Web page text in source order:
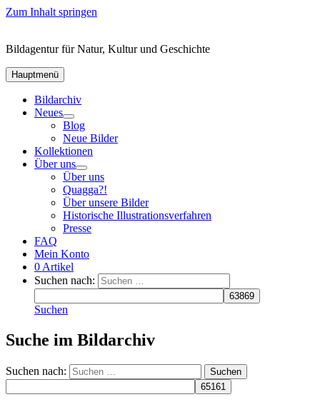
Zum Inhalt springen
Bildagentur für Natur, Kultur und Geschichte
Hauptmenü
Bildarchiv
Neues
Blog
Neue Bilder
Kollektionen
Über uns
Über uns
Quagga?!
Über unsere Bilder
Historische Illustrationsverfahren
Presse
FAQ
Mein Konto
0 Artikel
Suchen nach:
Suchen
Suche im Bildarchiv
Suchen nach: